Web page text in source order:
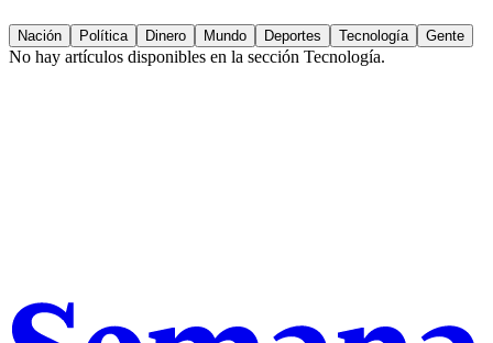
Nación Política Dinero Mundo Deportes Tecnología Gente
No hay artículos disponibles en la sección Tecnología.